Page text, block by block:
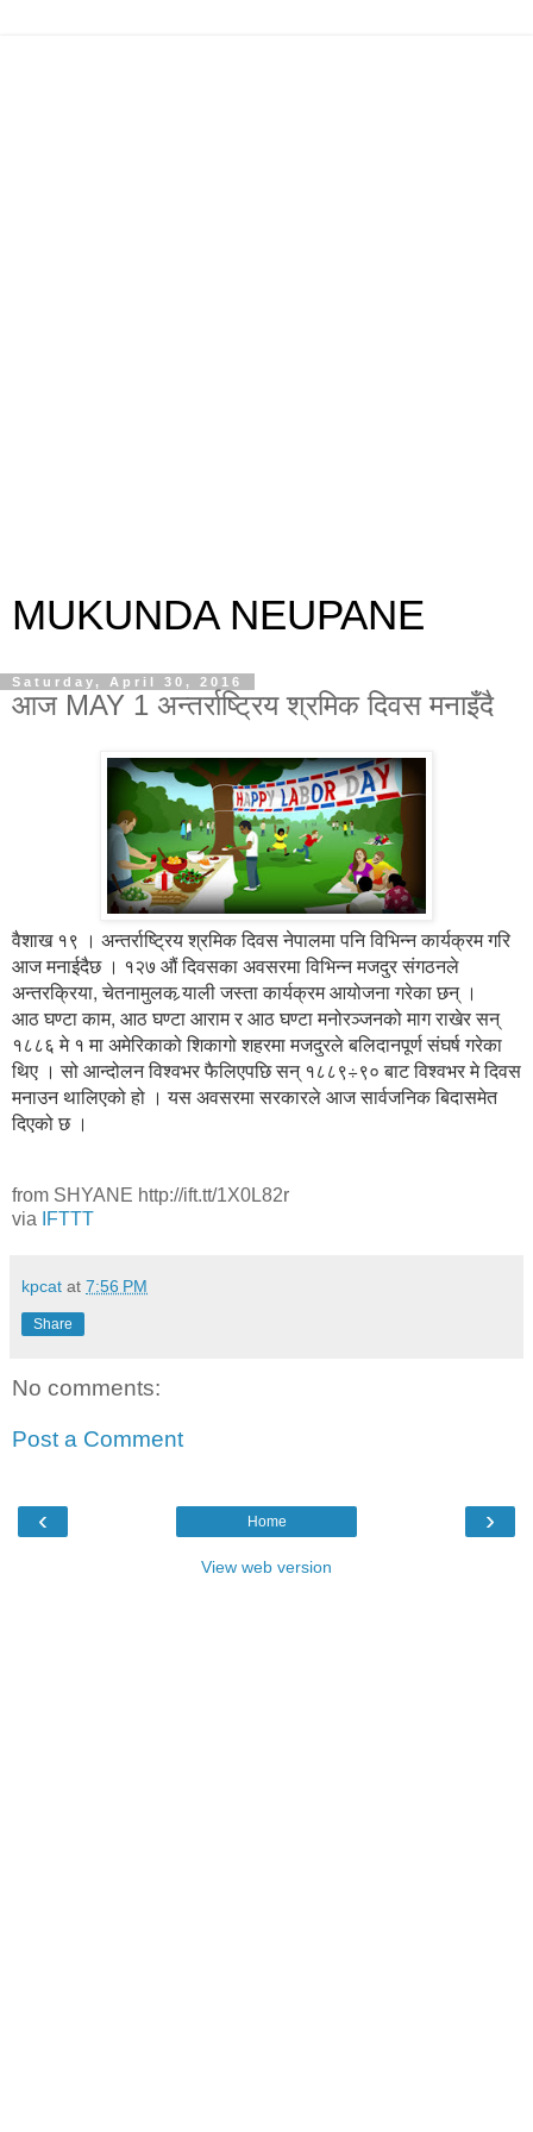
MUKUNDA NEUPANE
Saturday, April 30, 2016
आज MAY 1 अन्तर्राष्ट्रिय श्रमिक दिवस मनाइँदै
वैशाख १९ । अन्तर्राष्ट्रिय श्रमिक दिवस नेपालमा पनि विभिन्न कार्यक्रम गरि
आज मनाईदैछ । १२७ औं दिवसका अवसरमा विभिन्न मजदुर संगठनले
अन्तरक्रिया, चेतनामुलक र्‍याली जस्ता कार्यक्रम आयोजना गरेका छन् ।
आठ घण्टा काम, आठ घण्टा आराम र आठ घण्टा मनोरञ्जनको माग राखेर सन्
१८८६ मे १ मा अमेरिकाको शिकागो शहरमा मजदुरले बलिदानपूर्ण संघर्ष गरेका
थिए । सो आन्दोलन विश्वभर फैलिएपछि सन् १८८९÷९० बाट विश्वभर मे दिवस
मनाउन थालिएको हो । यस अवसरमा सरकारले आज सार्वजनिक बिदासमेत
दिएको छ ।
from SHYANE http://ift.tt/1X0L82r
via
IFTTT
kpcat at 7:56 PM
Share
No comments:
Post a Comment
‹ ›
Home
View web version